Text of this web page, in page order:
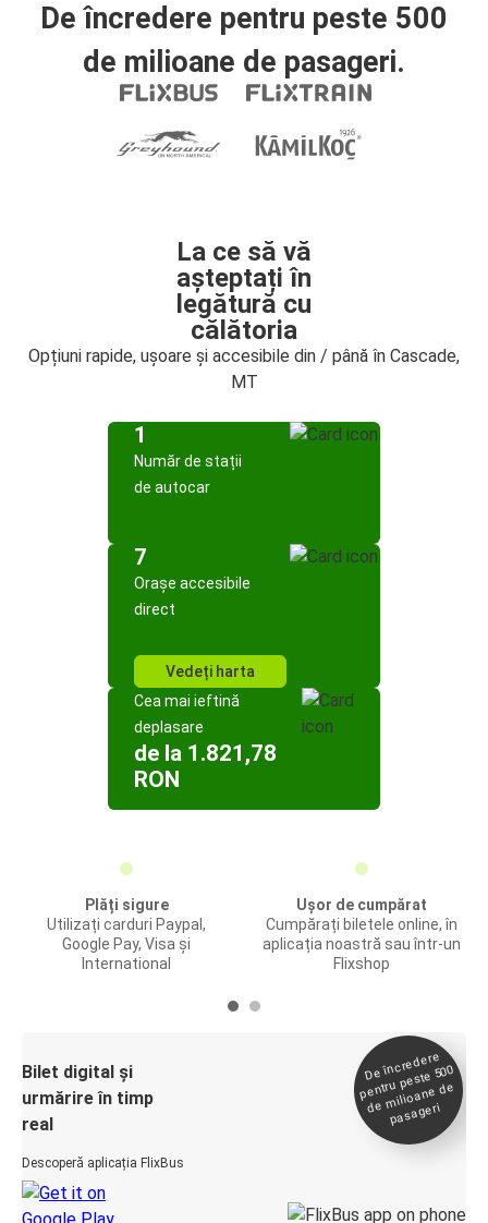
De încredere pentru peste 500
de milioane de pasageri.
La ce să vă
așteptați în
legătură cu
călătoria
Opțiuni rapide, ușoare și accesibile din / până în Cascade,
MT
1
Număr de stații
de autocar
7
Orașe accesibile
direct
Vedeți harta
Cea mai ieftină
deplasare
de la 1.821,78
RON
Plăți sigure
Utilizați carduri Paypal,
Google Pay, Visa și
International
Ușor de cumpărat
Cumpărați biletele online, în
aplicația noastră sau într-un
Flixshop
Bilet digital și
urmărire în timp
real
Descoperă aplicația FlixBus
De încredere
pentru peste 500
de
milioane de
pasageri